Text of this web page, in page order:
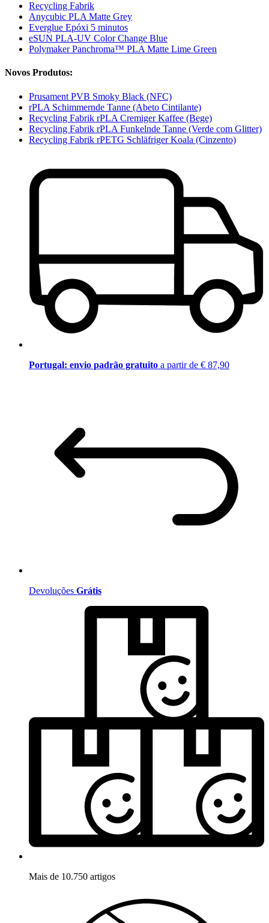
Recycling Fabrik
Anycubic PLA Matte Grey
Everglue Epóxi 5 minutos
eSUN PLA-UV Color Change Blue
Polymaker Panchroma™ PLA Matte Lime Green
Novos Produtos:
Prusament PVB Smoky Black (NFC)
rPLA Schimmernde Tanne (Abeto Cintilante)
Recycling Fabrik rPLA Cremiger Kaffee (Bege)
Recycling Fabrik rPLA Funkelnde Tanne (Verde com Glitter)
Recycling Fabrik rPETG Schläfriger Koala (Cinzento)
Portugal: envio padrão gratuito a partir de € 87,90
Devoluções Grátis
Mais de 10.750 artigos